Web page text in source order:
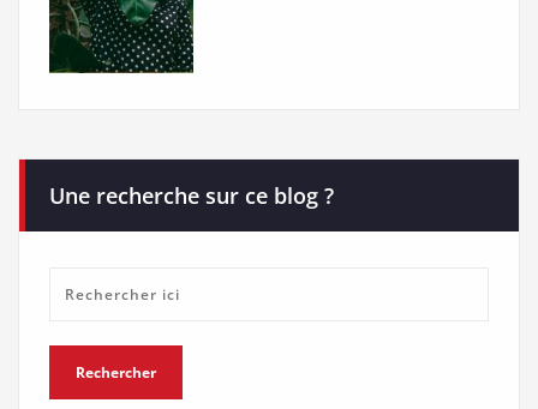
Une recherche sur ce blog ?